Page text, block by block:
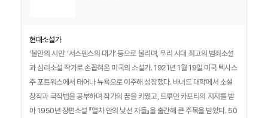
현대소설가
‘불안의 시인’ ‘서스펜스의 대가’ 등으로 불리며, 우리 시대 최고의 범죄소설
과 심리소설 작가로 손꼽혀온 미국의 소설가. 1921년 1월 19일 미국 텍사스
주 포트워스에서 태어나 뉴욕으로 이주해 성장했다. 바너드 대학에서 소설
창작과 극작법을 공부하며 작가의 꿈을 키웠고, 트루먼 카포티의 지지를 받
아 1950년 장편소설 『열차 안의 낯선 자들』을 출간해 큰 주목을 받았다. 50